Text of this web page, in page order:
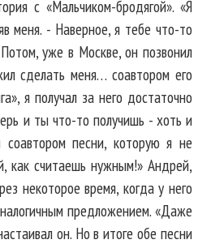
с «Мальчиком-бродягой». «Я
меня. - Наверное, я тебе что-то
уже в Москве, он позвонил
сделать меня… соавтором его
я получал за него достаточно
и ты что-то получишь - хоть и
песни, которую я не
как считаешь нужным!» Андрей,
некоторое время, когда у него
предложением. «Даже
он. Но в итоге обе песни